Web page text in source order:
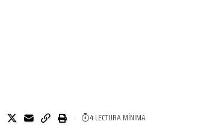
4 LECTURA MÍNIMA